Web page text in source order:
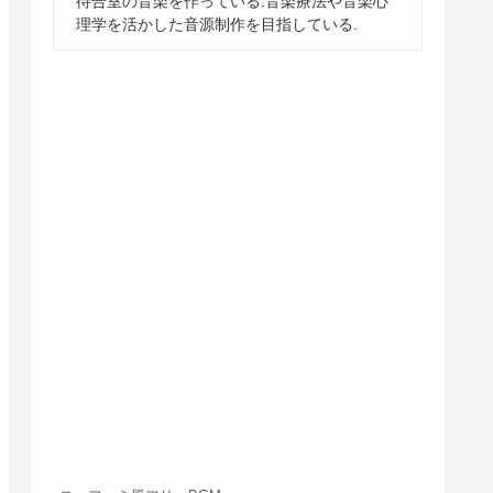
理学を活かした音源制作を目指している.